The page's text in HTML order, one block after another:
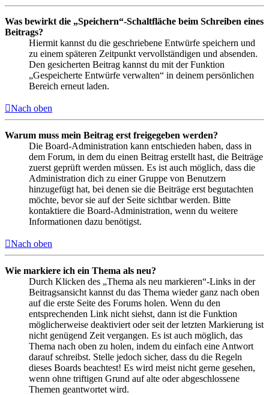
Was bewirkt die „Speichern“-Schaltfläche beim Schreiben eines
Beitrags?
Hiermit kannst du die geschriebene Entwürfe speichern und
zu einem späteren Zeitpunkt vervollständigen und absenden.
Den gesicherten Beitrag kannst du mit der Funktion
„Gespeicherte Entwürfe verwalten“ in deinem persönlichen
Bereich erneut laden.
Nach oben
Warum muss mein Beitrag erst freigegeben werden?
Die Board-Administration kann entschieden haben, dass in
dem Forum, in dem du einen Beitrag erstellt hast, die Beiträge
zuerst geprüft werden müssen. Es ist auch möglich, dass die
Administration dich zu einer Gruppe von Benutzern
hinzugefügt hat, bei denen sie die Beiträge erst begutachten
möchte, bevor sie auf der Seite sichtbar werden. Bitte
kontaktiere die Board-Administration, wenn du weitere
Informationen dazu benötigst.
Nach oben
Wie markiere ich ein Thema als neu?
Durch Klicken des „Thema als neu markieren“-Links in der
Beitragsansicht kannst du das Thema wieder ganz nach oben
auf die erste Seite des Forums holen. Wenn du den
entsprechenden Link nicht siehst, dann ist die Funktion
möglicherweise deaktiviert oder seit der letzten Markierung ist
nicht genügend Zeit vergangen. Es ist auch möglich, das
Thema nach oben zu holen, indem du einfach eine Antwort
darauf schreibst. Stelle jedoch sicher, dass du die Regeln
dieses Boards beachtest! Es wird meist nicht gerne gesehen,
wenn ohne triftigen Grund auf alte oder abgeschlossene
Themen geantwortet wird.